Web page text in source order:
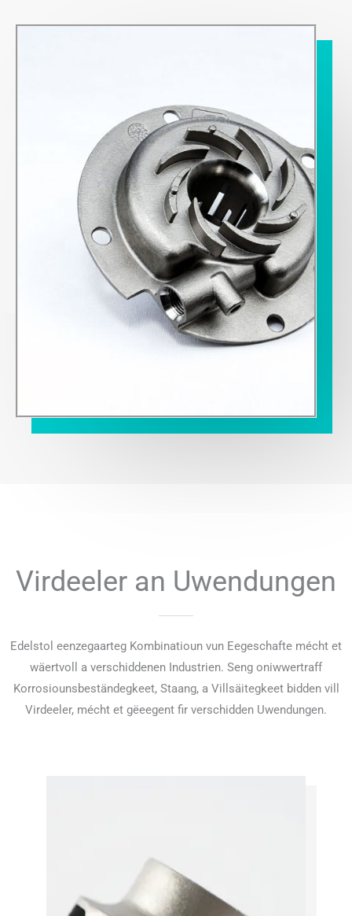
Virdeeler an Uwendungen
Edelstol eenzegaarteg Kombinatioun vun Eegeschafte mécht et
wäertvoll a verschiddenen Industrien. Seng oniwwertraff
Korrosiounsbeständegkeet, Staang, a Villsäitegkeet bidden vill
Virdeeler, mécht et gëeegent fir verschidden Uwendungen.